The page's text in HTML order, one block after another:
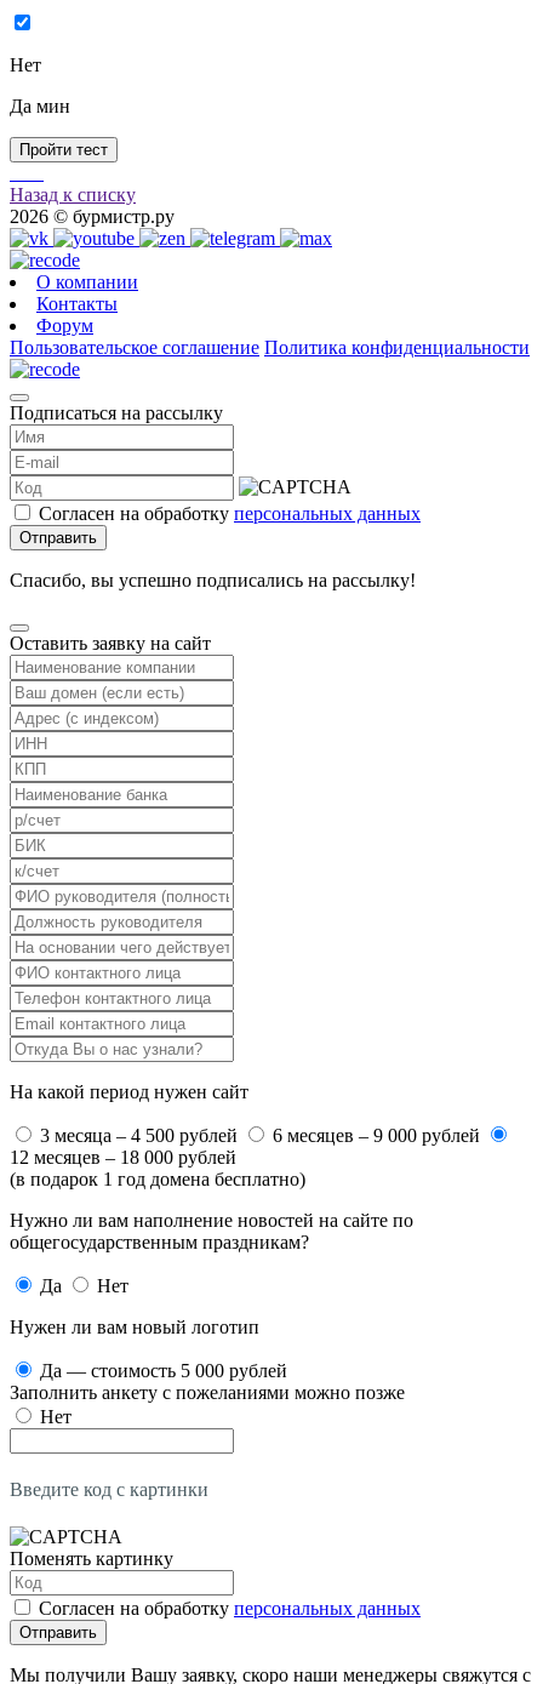
Нет
Да мин
Пройти тест
Назад к списку
2026 © бурмистр.ру
О компании
Контакты
Форум
Пользовательское соглашение Политика конфиденциальности
Подписаться на рассылку
Согласен на обработку персональных данных
Отправить
Спасибо, вы успешно подписались на рассылку!
Оставить заявку на сайт
На какой период нужен сайт
3 месяца – 4 500 рублей
6 месяцев – 9 000 рублей
12 месяцев – 18 000 рублей
(в подарок 1 год домена бесплатно)
Нужно ли вам наполнение новостей на сайте по
общегосударственным праздникам?
Да
Нет
Нужен ли вам новый логотип
Да — стоимость 5 000 рублей
Заполнить анкету с пожеланиями можно позже
Нет
Введите код с картинки
Поменять картинку
Согласен на обработку персональных данных
Отправить
Мы получили Вашу заявку, скоро наши менеджеры свяжутся с